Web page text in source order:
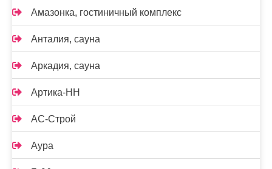
Амазонка, гостиничный комплекс
Анталия, сауна
Аркадия, сауна
Артика-НН
АС-Строй
Аура